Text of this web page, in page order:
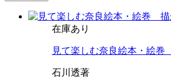
在庫あり
見て楽しむ奈良絵本・絵
石川透著